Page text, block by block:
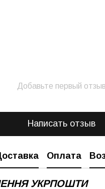
Добавьте первый отзыв
Написать отзыв
Оплата
УКРПОШТИ